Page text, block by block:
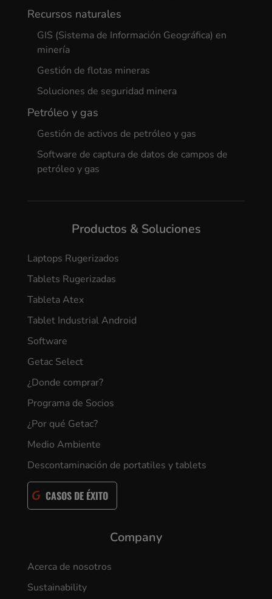
Recursos naturales
GIS (Sistema de Información Geográfica) en
minería
Gestión de flotas mineras
Soluciones de seguridad minera
Petróleo y gas
Gestión de activos de petróleo y gas
Software de captura de datos de campos de
petróleo y gas
Productos & Soluciones
Laptops Rugerizados
Tablets Rugerizadas
Tableta Atex
Tablet Industrial Android
Software
Getac Select
¿Donde comprar?
Programa de Socios
¿Por qué Getac?
Medio Ambiente
Descontaminación de portatiles y tablets
CASOS DE ÉXITO
Company
Acerca de nosotros
Sustainability